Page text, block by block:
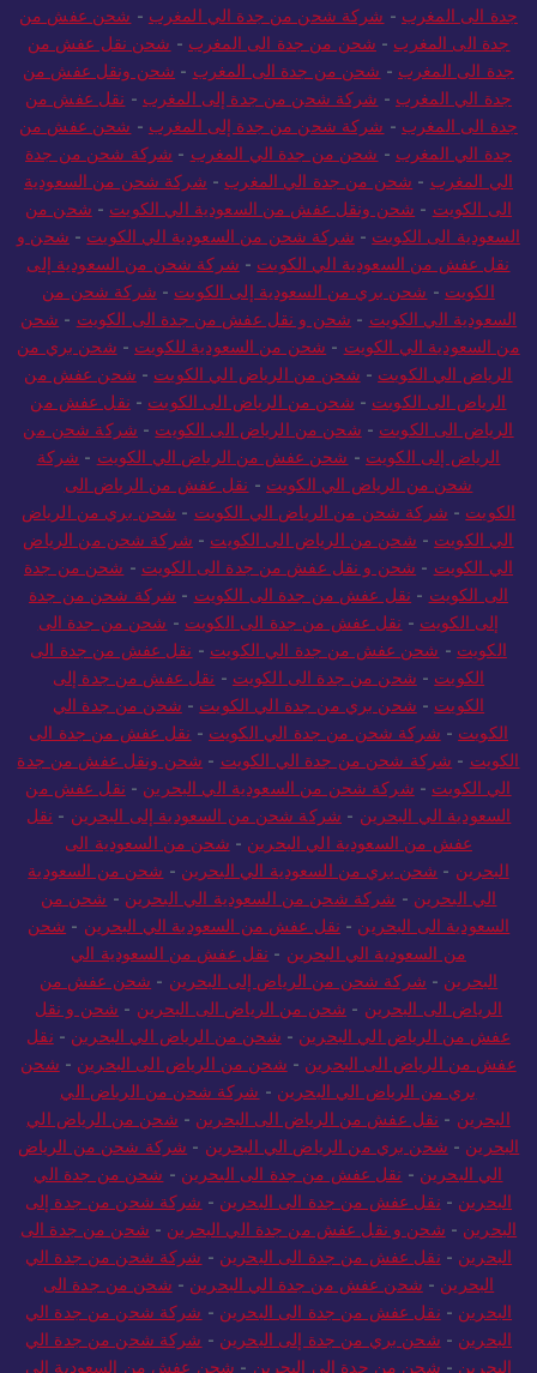
جدة الى المغرب - شركة شحن من جدة الي المغرب - شحن عفش من
جدة الى المغرب - شحن من جدة الى المغرب - شحن نقل عفش من
جدة الى المغرب - شحن من جدة الى المغرب - شحن ونقل عفش من
جدة الي المغرب - شركة شحن من جدة إلى المغرب - نقل عفش من
جدة الى المغرب - شركة شحن من جدة إلى المغرب - شحن عفش من
جدة الي المغرب - شحن من جدة الي المغرب - شركة شحن من جدة
الي المغرب - شحن من جدة الي المغرب - شركة شحن من السعودية
الى الكويت - شحن ونقل عفش من السعودية الي الكويت - شحن من
السعودية الى الكويت - شركة شحن من السعودية الي الكويت - شحن و
نقل عفش من السعودية الي الكويت - شركة شحن من السعودية إلى
الكويت - شحن بري من السعودية إلى الكويت - شركة شحن من
السعودية الي الكويت - شحن و نقل عفش من جدة الى الكويت - شحن
من السعودية الي الكويت - شحن من السعودية للكويت - شحن بري من
الرياض الي الكويت - شحن من الرياض الي الكويت - شحن عفش من
الرياض الى الكويت - شحن من الرياض الى الكويت - نقل عفش من
الرياض الى الكويت - شحن من الرياض الى الكويت - شركة شحن من
الرياض إلى الكويت - شحن عفش من الرياض الي الكويت - شركة
شحن من الرياض الي الكويت - نقل عفش من الرياض الى
الكويت - شركة شحن من الرياض الي الكويت - شحن بري من الرياض
الي الكويت - شحن من الرياض الى الكويت - شركة شحن من الرياض
الي الكويت - شحن و نقل عفش من جدة الى الكويت - شحن من جدة
الى الكويت - نقل عفش من جدة الى الكويت - شركة شحن من جدة
إلى الكويت - نقل عفش من جدة الى الكويت - شحن من جدة الى
الكويت - شحن عفش من جدة الي الكويت - نقل عفش من جدة الى
الكويت - شحن من جدة الى الكويت - نقل عفش من جدة إلى
الكويت - شحن بري من جدة الي الكويت - شحن من جدة الي
الكويت - شركة شحن من جدة الي الكويت - نقل عفش من جدة الى
الكويت - شركة شحن من جدة الي الكويت - شحن ونقل عفش من جدة
الي الكويت - شركة شحن من السعودية الي البحرين - نقل عفش من
السعودية الي البحرين - شركة شحن من السعودية إلى البحرين - نقل
عفش من السعودية الي البحرين - شحن من السعودية الى
البحرين - شحن بري من السعودية الي البحرين - شحن من السعودية
الي البحرين - شركة شحن من السعودية الي البحرين - شحن من
السعودية الى البحرين - نقل عفش من السعودية الي البحرين - شحن
من السعودية الي البحرين - نقل عفش من السعودية الي
البحرين - شركة شحن من الرياض إلى البحرين - شحن عفش من
الرياض الى البحرين - شحن من الرياض الى البحرين - شحن و نقل
عفش من الرياض الي البحرين - شحن من الرياض الي البحرين - نقل
عفش من الرياض الى البحرين - شحن من الرياض الى البحرين - شحن
بري من الرياض الي البحرين - شركة شحن من الرياض الي
البحرين - نقل عفش من الرياض الى البحرين - شحن من الرياض الي
البحرين - شحن بري من الرياض الي البحرين - شركة شحن من الرياض
الي البحرين - نقل عفش من جدة الى البحرين - شحن من جدة الي
البحرين - نقل عفش من جدة الى البحرين - شركة شحن من جدة إلى
البحرين - شحن و نقل عفش من جدة الي البحرين - شحن من جدة الى
البحرين - نقل عفش من جدة الى البحرين - شركة شحن من جدة الي
البحرين - شحن عفش من جدة الي البحرين - شحن من جدة الى
البحرين - نقل عفش من جدة الى البحرين - شركة شحن من جدة الي
البحرين - شحن بري من جدة إلى البحرين - شركة شحن من جدة الي
البحرين - شحن من جدة الى البحرين - شحن عفش من السعودية الى